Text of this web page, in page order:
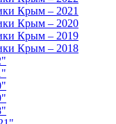
Крым – 2021
Крым – 2020
Крым – 2019
Крым – 2018